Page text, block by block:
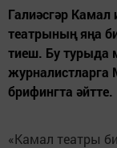
Галиәсгәр Камал
театрының яңа
тиеш. Бу турыда
журналистларга
брифингта әйтте.
«Камал театры